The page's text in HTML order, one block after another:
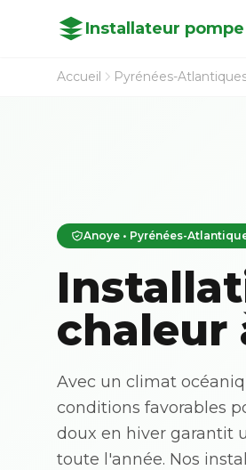
Installateur
Accueil Pyrénées-
Anoye • Pyrénées-
chaleur
Avec un climat
conditions favorables
doux en hiver garantit
toute l'année. Nos